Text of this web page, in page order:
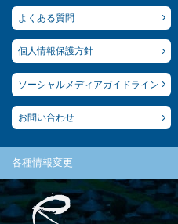
よくある質問
個人情報保護方針
ソーシャルメディアガイドライン
お問い合わせ
各種情報変更